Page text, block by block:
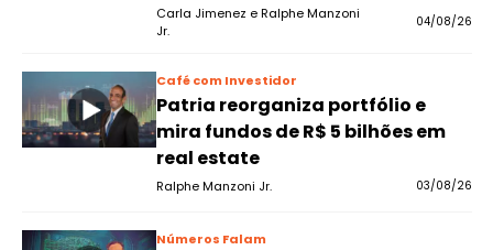
Carla Jimenez e Ralphe Manzoni
Jr.
04/08/26
Café com Investidor
Patria reorganiza portfólio e
mira fundos de R$ 5 bilhões em
real estate
Ralphe Manzoni Jr. 03/08/26
Números Falam